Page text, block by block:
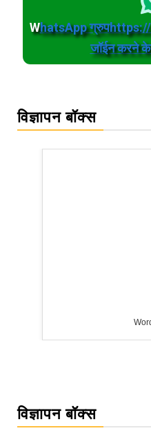
WhatsApp
जॉईन करने
विज्ञापन बॉक्स
विज्ञापन बॉक्स